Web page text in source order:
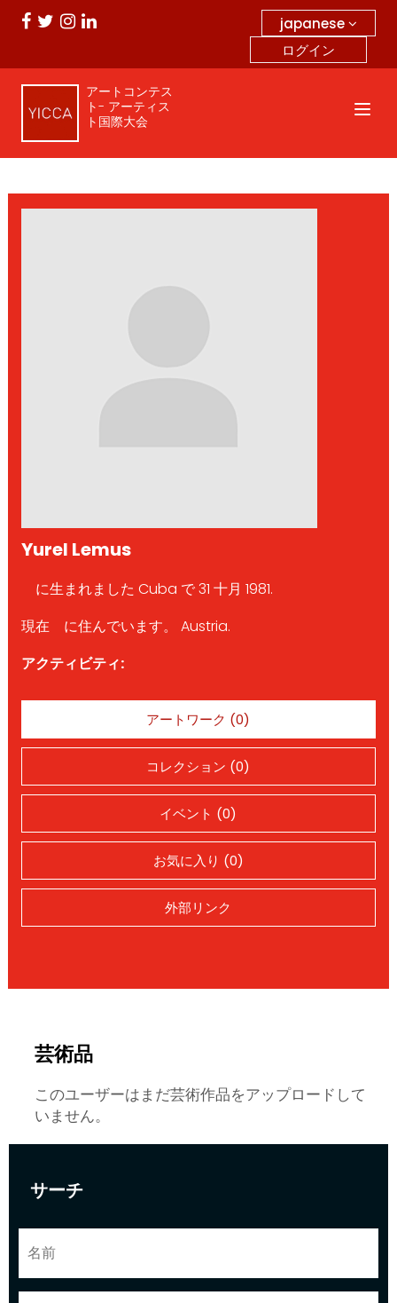
japanese
ログイン
アートコンテス
ト- アーティス
ト国際大会
サーチ
Yurel Lemus
に生まれました Cuba で 31 十月 1981.
現在 に住んでいます。 Austria.
アクティビティ:
アートワーク (0)
コレクション (0)
イベント (0)
お気に入り (0)
外部リンク
芸術品
このユーザーはまだ芸術作品をアップロードして
いません。